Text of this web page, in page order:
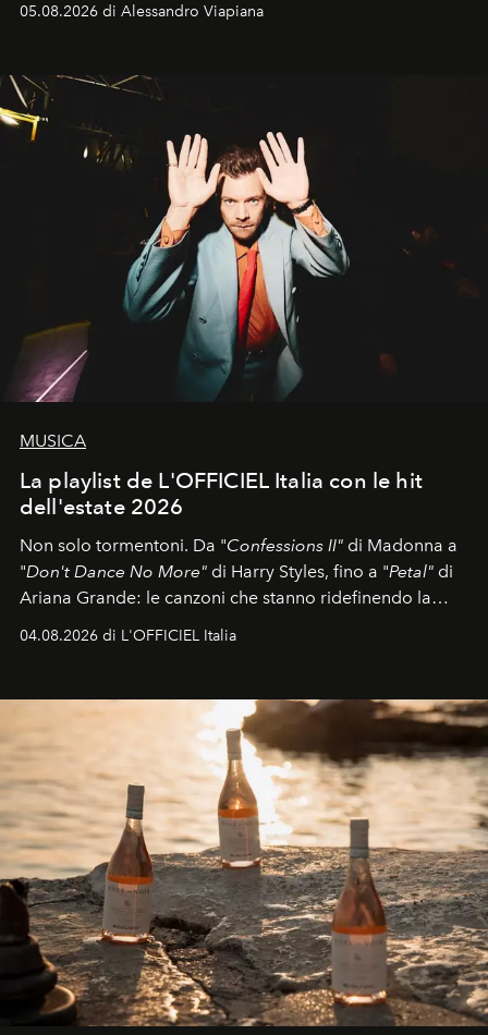
05.08.2026 di Alessandro Viapiana
MUSICA
La playlist de L'OFFICIEL Italia con le hit
dell'estate 2026
Non solo tormentoni. Da "Confessions II" di Madonna a
"Don't Dance No More" di Harry Styles, fino a "Petal" di
Ariana Grande: le canzoni che stanno ridefinendo la
04.08.2026 di L'OFFICIEL Italia